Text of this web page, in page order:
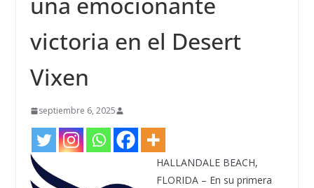
victoria en el Desert
Vixen
septiembre 6, 2025
HALLANDALE BEACH,
FLORIDA – En su primera